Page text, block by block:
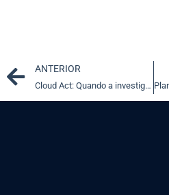
Prev
ANTERIOR
Cloud Act: Quando a investigação se dá nas nuvens americanas